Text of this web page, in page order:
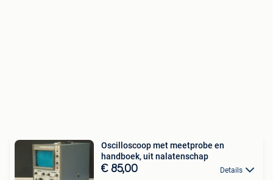
Oscilloscoop met meetprobe en
handboek, uit nalatenschap
€ 85,00 Details